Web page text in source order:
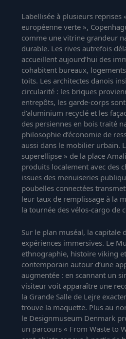
Labellisée à plusieurs reprises
européenne verte »,
comme une vitrine grandeur
durable. Les rives autrefois
accueillent aujourd’hui des
cohabitent bureaux,
toits. Les architectes danois
circularité : les briques
entrepôts, les garde-corps
d’aluminium recyclé et les
des persiennes en bois traité
philosophie d’économie de
aussi dans le mobilier urbain.
superellipse » de la place
produits localement avec des
issues des menuiseries
poubelles connectées
leur taux de remplissage à la
la tournée des vélos-cargo de
Sur le plan muséal, la capitale
expériences immersives. Le
ethnographie, histoire viking
contemporain autour d’une
augmentée : en scannant un
visiteur voit apparaître une
la Grande Salle de Lejre
trouve la maquette. Plus au
le Designmuseum Denmark
un parcours « From Waste to